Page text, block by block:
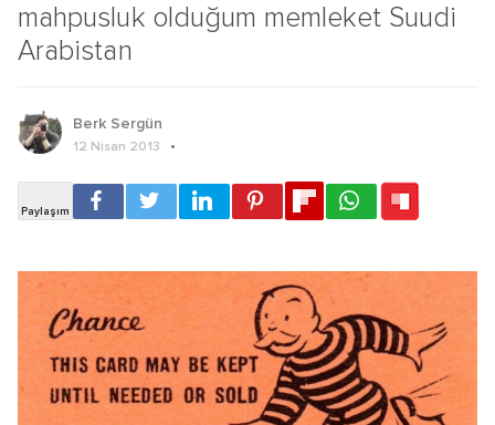
mahpusluk olduğum memleket Suudi
Arabistan
Berk Sergün
12 Nisan 2013